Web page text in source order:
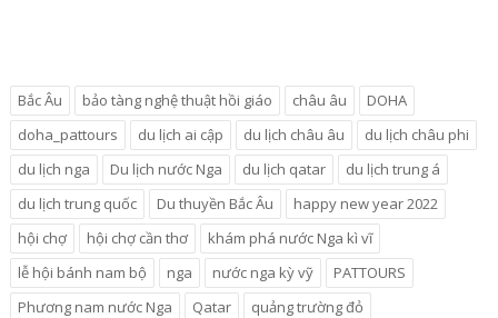
Bắc Âu bảo tàng nghệ thuật hồi giáo châu âu
DOHA
doha_pattours
du lịch ai cập du lịch châu âu
du lịch châu phi
du lịch nga
Du lịch nước Nga du lịch qatar
du lịch trung á
du lịch trung quốc
Du thuyền Bắc Âu
happy new year 2022
hội chợ
hội chợ cần thơ
khám phá nước Nga kì vĩ
lễ hội bánh nam bộ
nga nước nga kỳ vỹ
PATTOURS
Phương nam nước Nga
Qatar
quảng trường đỏ